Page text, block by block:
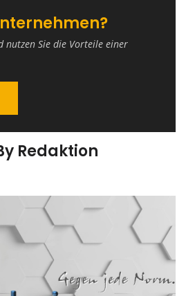
nutzen Sie die Vorteile einer
Redaktion